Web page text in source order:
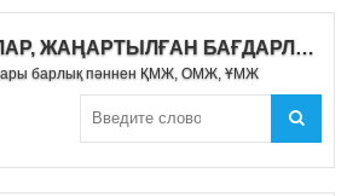
САБАҚ ЖОСПАРЛАР, ЖАҢАРТЫЛҒАН БАҒДАРЛАМА 2019-2020
барлық пәннен ҚМЖ, ОМЖ, ҰМЖ